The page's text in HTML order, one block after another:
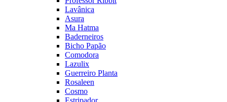
Lavânica
Asura
Ma Hatma
Baderneiros
Bicho Papão
Comodora
Lazulix
Guerreiro Planta
Rosaleen
Cosmo